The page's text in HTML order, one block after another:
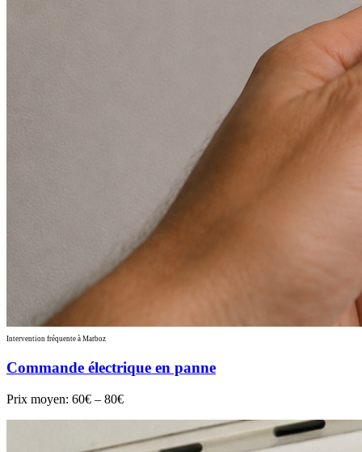
Intervention fréquente à Marboz
Commande électrique en panne
Prix moyen: 60€ – 80€